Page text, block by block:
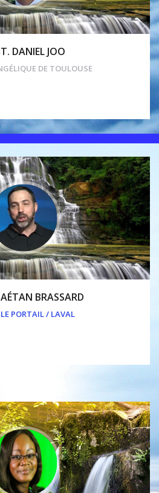
DANIEL JOO
DE TOULOUSE
BRASSARD
LE PORTAIL / LAVAL